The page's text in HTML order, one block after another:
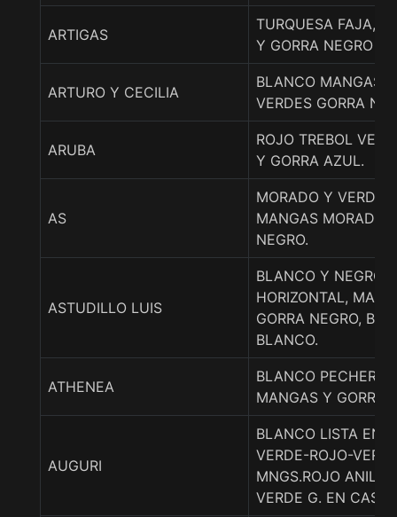
ARTIGAS
TURQUESA FAJA,
Y GORRA NEGRO
ARTURO Y CECILIA
BLANCO MANGAS
VERDES GORRA
ARUBA
ROJO TREBOL
Y GORRA AZUL.
AS
MORADO Y VERDE
MANGAS MORADO,
NEGRO.
ASTUDILLO LUIS
BLANCO Y NEGRO
HORIZONTAL,
GORRA NEGRO,
BLANCO.
ATHENEA
BLANCO PECHERA
MANGAS Y GORRA
AUGURI
BLANCO LISTA EN
VERDE-ROJO-
MNGS.ROJO
VERDE G. EN